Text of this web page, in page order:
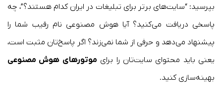
بپرسید: “سایت‌های برتر برای تبلیغات در ایران کدام هستند؟”، چه
پاسخی دریافت می‌کنید؟ آیا هوش مصنوعی نام رقیب شما را
پیشنهاد می‌دهد و حرفی از شما نمی‌زند؟ اگر پاسخ‌تان مثبت است،
یعنی باید محتوای سایت‌تان را برای موتورهای هوش مصنوعی
بهینه‌سازی کنید.